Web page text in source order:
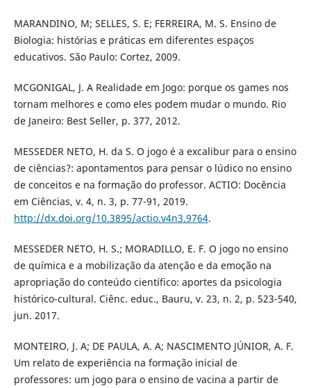
MARANDINO, M; SELLES, S. E; FERREIRA, M. S. Ensino de
Biologia: histórias e práticas em diferentes espaços
educativos. São Paulo: Cortez, 2009.
MCGONIGAL, J. A Realidade em Jogo: porque os games nos
tornam melhores e como eles podem mudar o mundo. Rio
de Janeiro: Best Seller, p. 377, 2012.
MESSEDER NETO, H. da S. O jogo é a excalibur para o ensino
de ciências?: apontamentos para pensar o lúdico no ensino
de conceitos e na formação do professor. ACTIO: Docência
em Ciências, v. 4, n. 3, p. 77-91, 2019.
http://dx.doi.org/10.3895/actio.v4n3.9764.
MESSEDER NETO, H. S.; MORADILLO, E. F. O jogo no ensino
de química e a mobilização da atenção e da emoção na
apropriação do conteúdo científico: aportes da psicologia
histórico-cultural. Ciênc. educ., Bauru, v. 23, n. 2, p. 523-540,
jun. 2017.
MONTEIRO, J. A; DE PAULA, A. A; NASCIMENTO JÚNIOR, A. F.
Um relato de experiência na formação inicial de
professores: um jogo para o ensino de vacina a partir de